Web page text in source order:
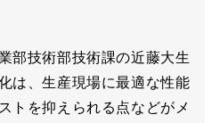
部技術部技術課の近藤大生
は、生産現場に最適な性能
トを抑えられる点などがメ